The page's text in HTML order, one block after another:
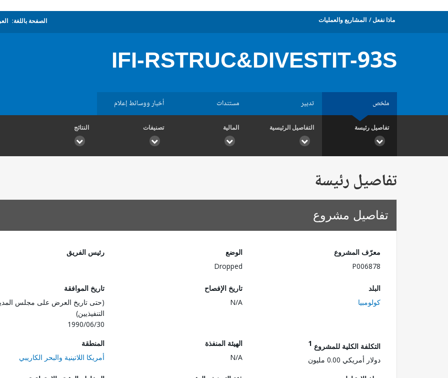
ماذا نفعل المشاريع والعمليات الصفحة باللغة:
IFI-RSTRUC&DIVESTIT-93S
ملخص تدبير مستندات أخبار ووسائط إعلام
تفاصيل رئيسة التفاصيل الرئيسية المالية تصنيفات النتائج
تفاصيل رئيسة
تفاصيل مشروع
معرّف المشروع
P006878
الوضع
Dropped
رئيس الفريق
البلد
كولومبيا
تاريخ الإفصاح
N/A
تاريخ الموافقة
(حتى تاريخ العرض على مجلس
التنفيذيين)
1990/06/30
التكلفة الكلية للمشروع 1
دولار أمريكي 0.00 مليون
الهيئة المنفذة
N/A
المنطقة
أمريكا اللاتينية والبحر الكاريبي